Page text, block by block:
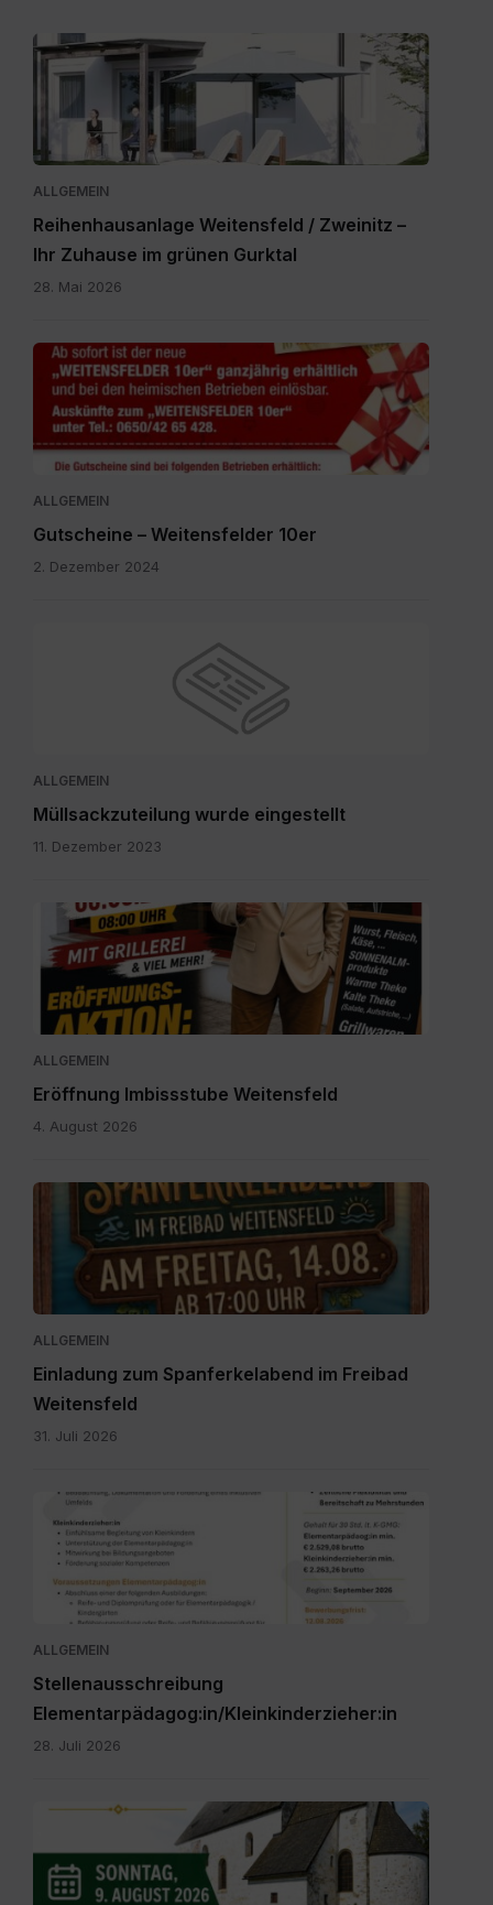
Expose_Weitensfeld-
Zweinitz_20260528.pdf
ALLGEMEIN
Reihenhausanlage Weitensfeld / Zweinitz –
Ihr Zuhause im grünen Gurktal
28. Mai 2026
Gutscheine.pdf
ALLGEMEIN
Gutscheine – Weitensfelder 10er
2. Dezember 2024
ALLGEMEIN
Müllsackzuteilung wurde eingestellt
11. Dezember 2023
IMG-
20260804-
WA0003.jpg
ALLGEMEIN
Eröffnung Imbissstube Weitensfeld
4. August 2026
Einladung
Spanferkelabend.jpg
ALLGEMEIN
Einladung zum Spanferkelabend im Freibad
Weitensfeld
31. Juli 2026
Personalpool
Bezirk
Feldkirchen
St.
Veit.pdf
ALLGEMEIN
Stellenausschreibung
Elementarpädagog:in/Kleinkinderzieher:in
28. Juli 2026
IMG-
WA0000.jpg